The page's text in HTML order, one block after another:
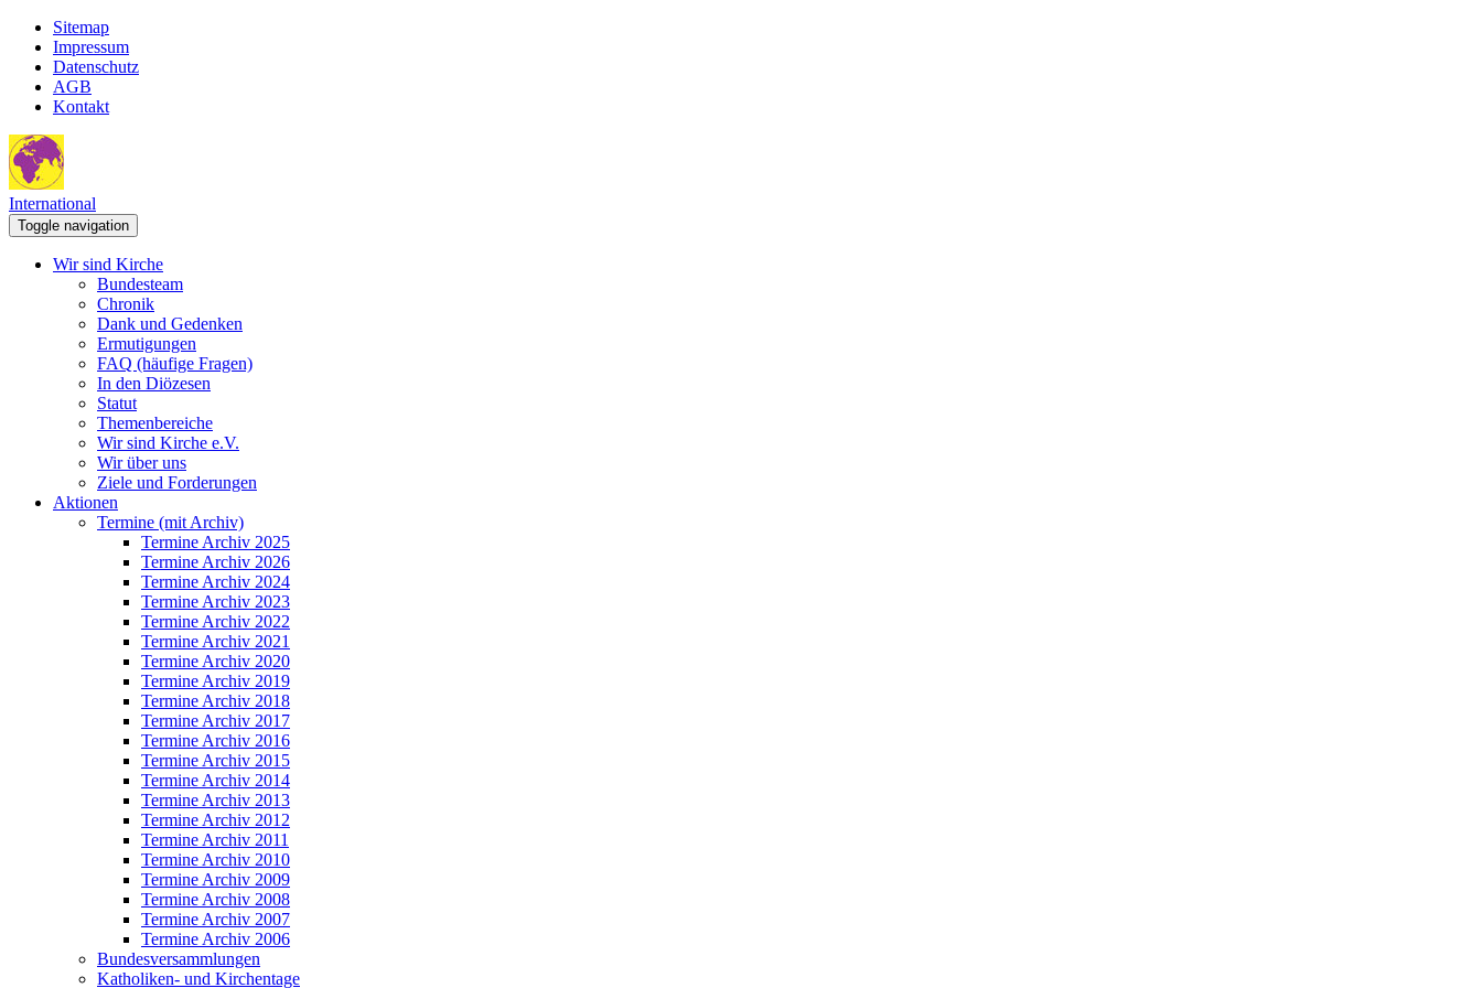
Sitemap
Impressum
Datenschutz
AGB
Kontakt
International
Toggle navigation
Wir sind Kirche
Bundesteam
Chronik
Dank und Gedenken
Ermutigungen
FAQ (häufige Fragen)
In den Diözesen
Statut
Themenbereiche
Wir sind Kirche e.V.
Wir über uns
Ziele und Forderungen
Aktionen
Termine (mit Archiv)
Termine Archiv 2025
Termine Archiv 2026
Termine Archiv 2024
Termine Archiv 2023
Termine Archiv 2022
Termine Archiv 2021
Termine Archiv 2020
Termine Archiv 2019
Termine Archiv 2018
Termine Archiv 2017
Termine Archiv 2016
Termine Archiv 2015
Termine Archiv 2014
Termine Archiv 2013
Termine Archiv 2012
Termine Archiv 2011
Termine Archiv 2010
Termine Archiv 2009
Termine Archiv 2008
Termine Archiv 2007
Termine Archiv 2006
Bundesversammlungen
Katholiken- und Kirchentage